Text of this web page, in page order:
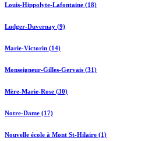
Louis-Hippolyte-Lafontaine (18)
Ludger-Duvernay (9)
Marie-Victorin (14)
Monseigneur-Gilles-Gervais (31)
Mère-Marie-Rose (30)
Notre-Dame (17)
Nouvelle école à Mont St-Hilaire (1)